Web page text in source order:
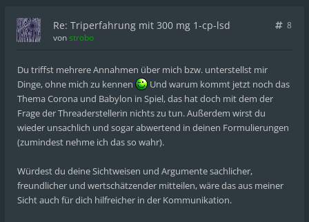
Re: Triperfahrung mit 300 mg 1-cp-lsd
8
vonstrobo
Du triffst mehrere Annahmen über mich bzw. unterstellst mir
Dinge, ohne mich zu kennen
Und warum kommt jetzt noch das
Thema Corona und Babylon in Spiel, das hat doch mit dem der
Frage der Threaderstellerin nichts zu tun. Außerdem wirst du
wieder unsachlich und sogar abwertend in deinen Formulierungen
(zumindest nehme ich das so wahr).
Würdest du deine Sichtweisen und Argumente sachlicher,
freundlicher und wertschätzender mitteilen, wäre das aus meiner
Sicht auch für dich hilfreicher in der Kommunikation.